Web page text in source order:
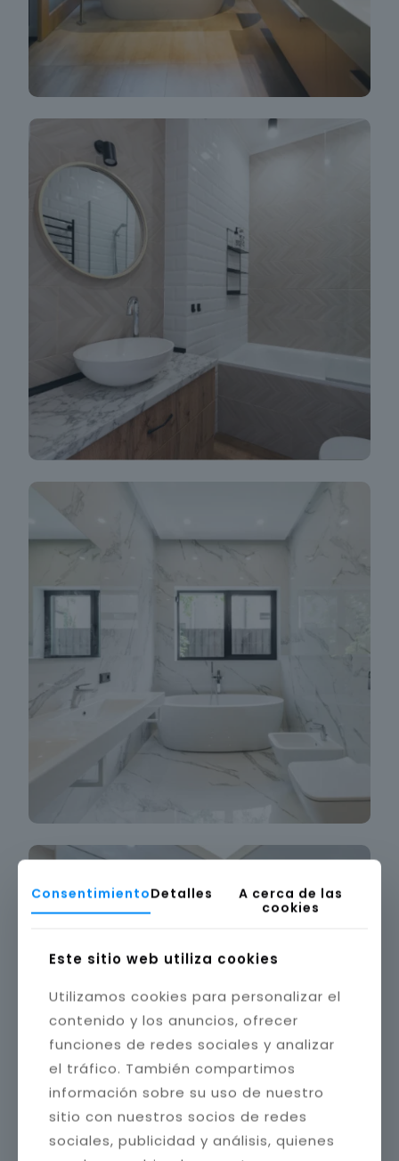
ConsentimientoDetalles
A cerca de las
cookies
Este sitio web utiliza cookies
Utilizamos cookies para personalizar el
contenido y los anuncios, ofrecer
funciones de redes sociales y analizar
el tráfico. También compartimos
información sobre su uso de nuestro
sitio con nuestros socios de redes
sociales, publicidad y análisis, quienes